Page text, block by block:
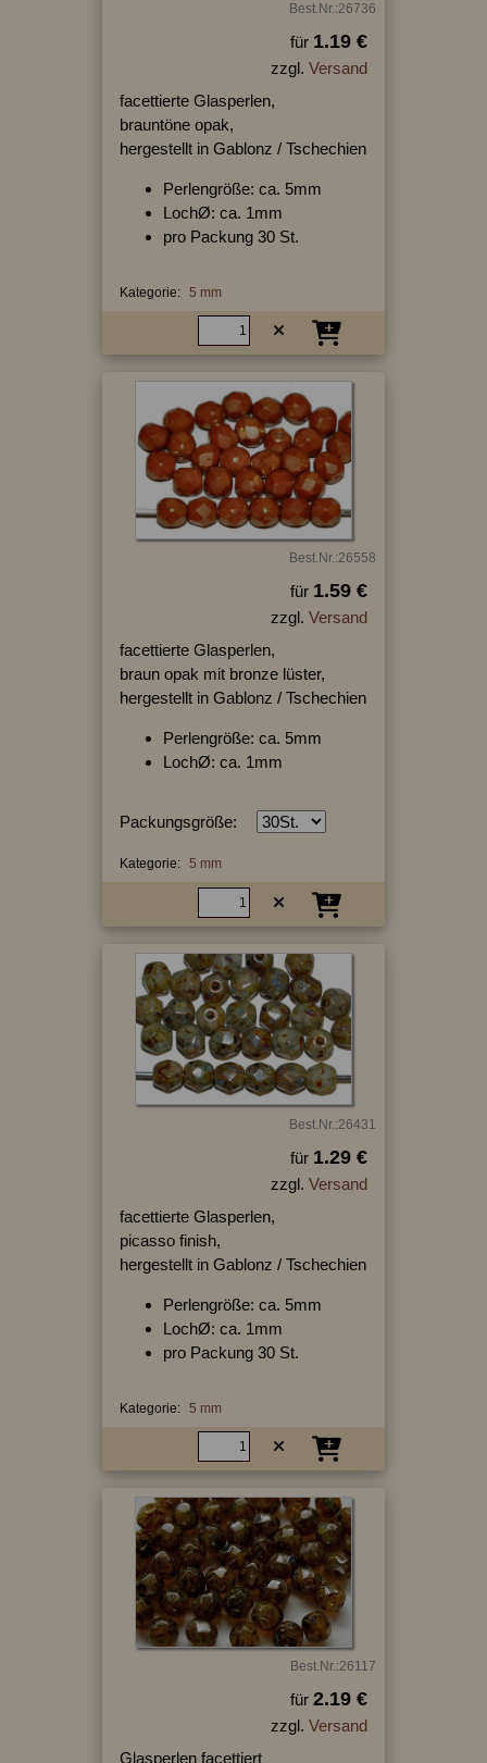
Best.Nr.:26736
für 1.19 €
zzgl. Versand
facettierte Glasperlen,
brauntöne opak,
hergestellt in Gablonz / Tschechien
Perlengröße: ca. 5mm
LochØ: ca. 1mm
pro Packung 30 St.
Kategorie: 5 mm
Best.Nr.:26558
für 1.59 €
zzgl. Versand
facettierte Glasperlen,
braun opak mit bronze lüster,
hergestellt in Gablonz / Tschechien
Perlengröße: ca. 5mm
LochØ: ca. 1mm
Packungsgröße:
Kategorie: 5 mm
Best.Nr.:26431
für 1.29 €
zzgl. Versand
facettierte Glasperlen,
picasso finish,
hergestellt in Gablonz / Tschechien
Perlengröße: ca. 5mm
LochØ: ca. 1mm
pro Packung 30 St.
Kategorie: 5 mm
Best.Nr.:26117
für 2.19 €
zzgl. Versand
Glasperlen facettiert